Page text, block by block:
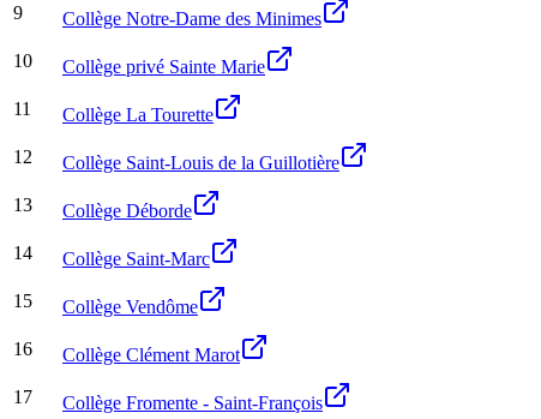
9 Collège Notre-Dame des Minimes
10 Collège privé Sainte Marie
11 Collège La Tourette
12 Collège Saint-Louis de la Guillotière
13 Collège Déborde
14 Collège Saint-Marc
15 Collège Vendôme
16 Collège Clément Marot
17 Collège Fromente - Saint-François